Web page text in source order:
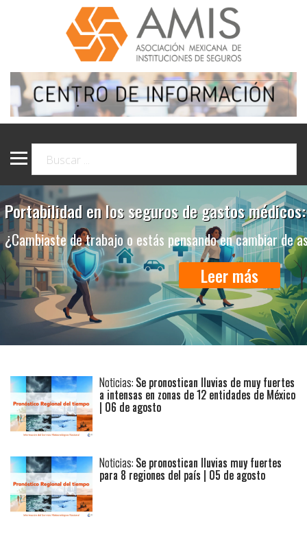
Portabilidad en los seguros de gastos
¿Cambiaste de trabajo o estás pensando en cambiar de
Leer más
Noticias: Se pronostican lluvias de muy fuertes
a intensas en zonas de 12 entidades de México
| 06 de agosto
Noticias: Se pronostican lluvias muy fuertes
para 8 regiones del país | 05 de agosto